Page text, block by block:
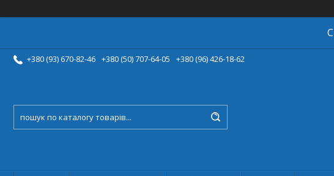
+380 (93) 670-82-46 +380 (50) 707-64-05 +380 (96) 426-18-62